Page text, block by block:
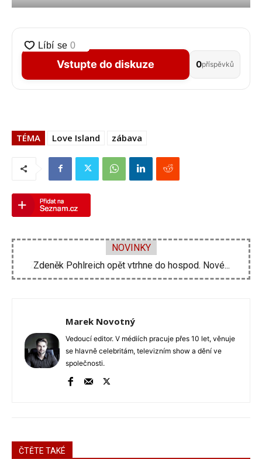
Vstupte do diskuze 0příspěvků
TÉMA Love Island zábava
NOVINKY
Zdeněk Pohlreich opět vtrhne do hospod. Nové...
Michal Suchánek ukázal vynález, jak se ochladit...
Marek Novotný
Vedoucí editor. V médiích pracuje přes 10 let, věnuje
se hlavně celebritám, televizním show a dění ve
společnosti.
ČTĚTE TAKÉ